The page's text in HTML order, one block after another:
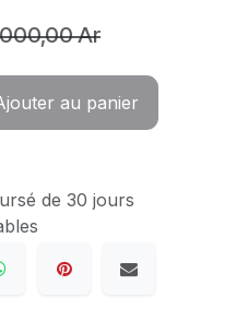
Ar
au panier
de 30 jours